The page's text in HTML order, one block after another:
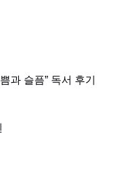
과 슬픔” 독서 후기